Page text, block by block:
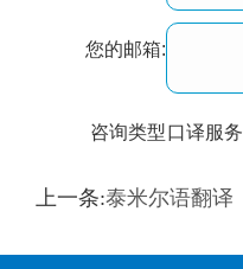
您的邮箱:
咨询类型口译服务
训翻译
上一条:泰米尔语翻译